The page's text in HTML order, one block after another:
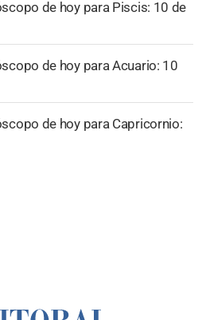
de hoy para Piscis: 10 de
de hoy para Acuario: 10
de hoy para Capricornio: